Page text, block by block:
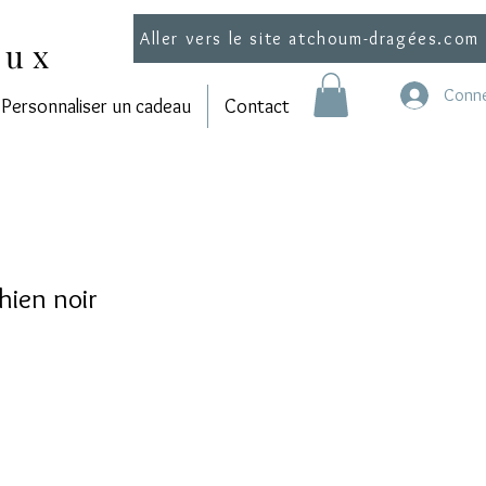
Personnaliser un cadeau Contact
Aller vers le site atchoum-dragées.com
noir